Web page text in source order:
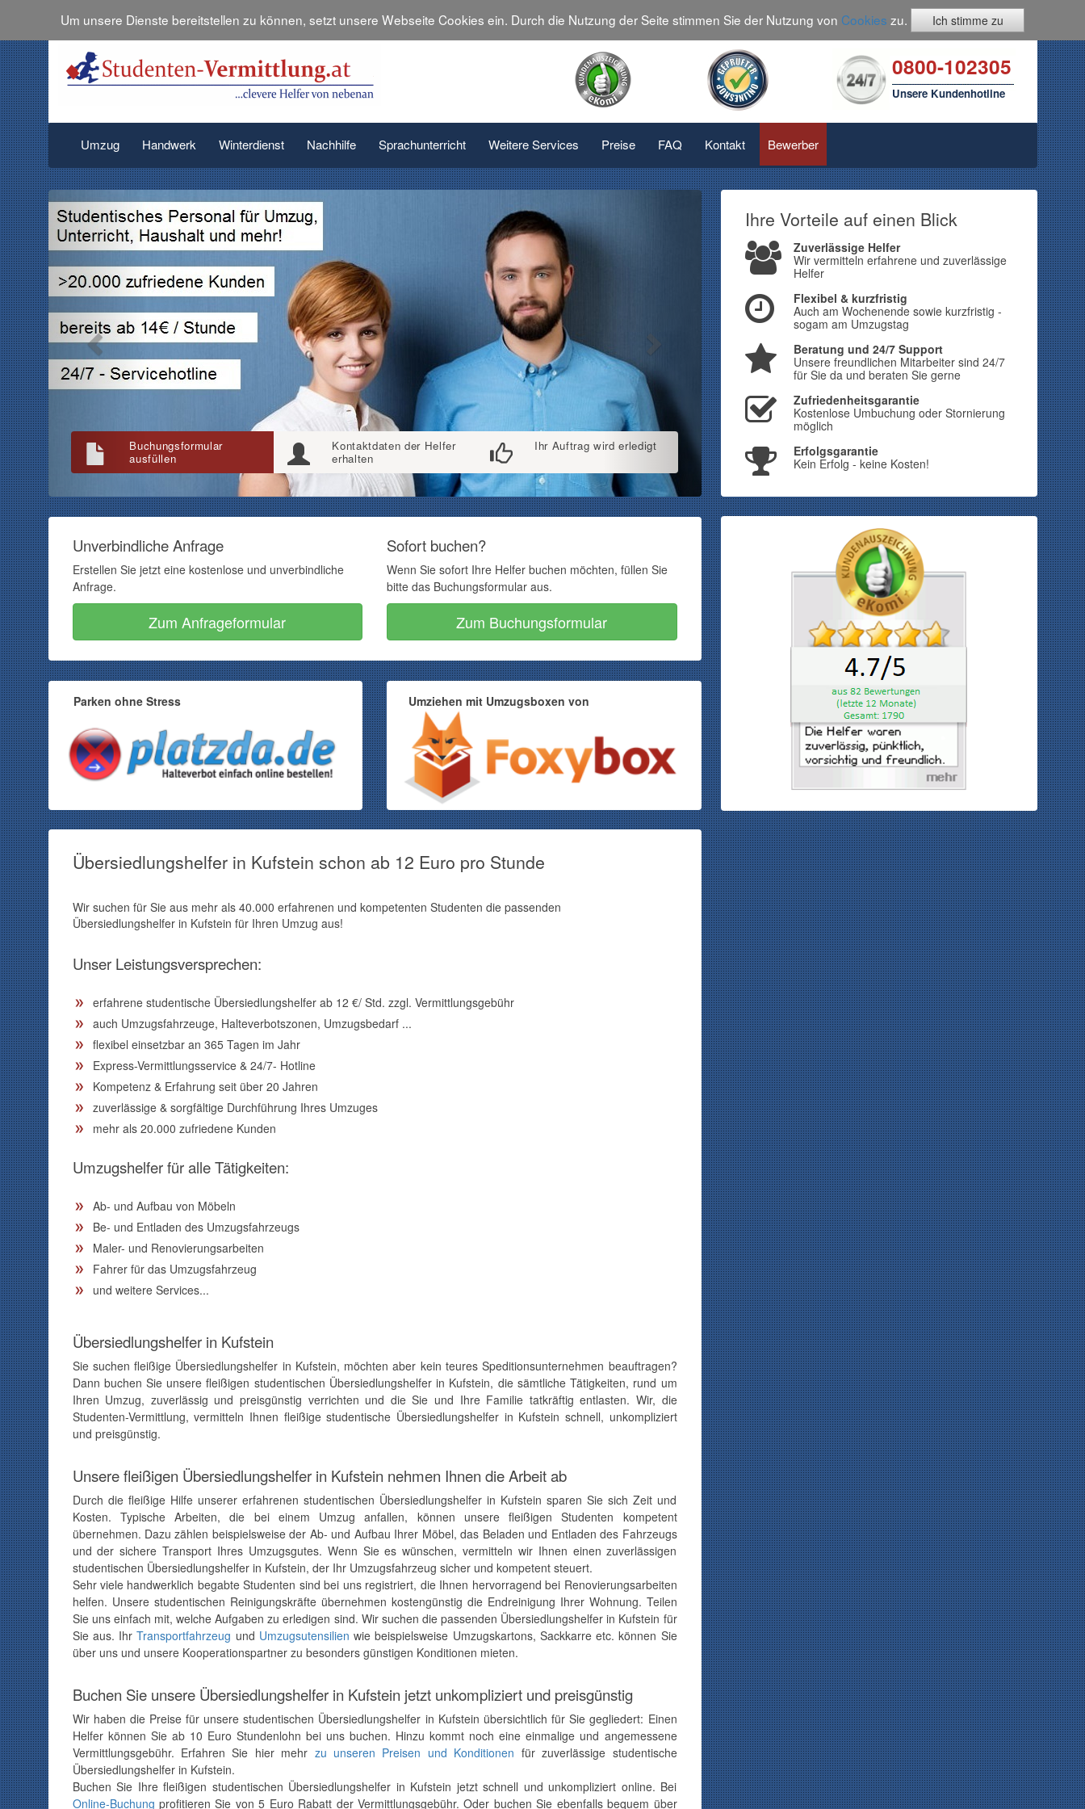
Um unsere Dienste bereitstellen zu können, setzt unsere Webseite Cookies ein. Durch die Nutzung der Seite stimmen Sie der Nutzung von Cookies zu. Ich stimme zu
0800-102305
Unsere Kundenhotline
Umzug Handwerk Winterdienst Nachhilfe Sprachunterricht Weitere Services Preise FAQ Kontakt Bewerber
Buchungsformular
ausfüllen
Kontaktdaten der Helfer
erhalten
Ihr Auftrag wird erledigt
Unverbindliche Anfrage
Erstellen Sie jetzt eine kostenlose und unverbindliche
Anfrage.
Zum Anfrageformular
Sofort buchen?
Wenn Sie sofort Ihre Helfer buchen möchten, füllen Sie
bitte das Buchungsformular aus.
Zum Buchungsformular
Parken ohne Stress Umziehen mit Umzugsboxen von
Übersiedlungshelfer in Kufstein schon ab 12 Euro pro Stunde
Wir suchen für Sie aus mehr als 40.000 erfahrenen und kompetenten Studenten die passenden
Übersiedlungshelfer in Kufstein für Ihren Umzug aus!
Unser Leistungsversprechen:
erfahrene studentische Übersiedlungshelfer ab 12 €/ Std. zzgl. Vermittlungsgebühr
auch Umzugsfahrzeuge, Halteverbotszonen, Umzugsbedarf ...
flexibel einsetzbar an 365 Tagen im Jahr
Express-Vermittlungsservice & 24/7- Hotline
Kompetenz & Erfahrung seit über 20 Jahren
zuverlässige & sorgfältige Durchführung Ihres Umzuges
mehr als 20.000 zufriedene Kunden
Umzugshelfer für alle Tätigkeiten:
Ab- und Aufbau von Möbeln
Be- und Entladen des Umzugsfahrzeugs
Maler- und Renovierungsarbeiten
Fahrer für das Umzugsfahrzeug
und weitere Services...
Übersiedlungshelfer in Kufstein
Sie suchen fleißige Übersiedlungshelfer in Kufstein, möchten aber kein teures Speditionsunternehmen beauftragen?
Dann buchen Sie unsere fleißigen studentischen Übersiedlungshelfer in Kufstein, die sämtliche Tätigkeiten, rund um
Ihren Umzug, zuverlässig und preisgünstig verrichten und die Sie und Ihre Familie tatkräftig entlasten. Wir, die
Studenten-Vermittlung, vermitteln Ihnen fleißige studentische Übersiedlungshelfer in Kufstein schnell, unkompliziert
und preisgünstig.
Unsere fleißigen Übersiedlungshelfer in Kufstein nehmen Ihnen die Arbeit ab
Durch die fleißige Hilfe unserer erfahrenen studentischen Übersiedlungshelfer in Kufstein sparen Sie sich Zeit und
Kosten. Typische Arbeiten, die bei einem Umzug anfallen, können unsere fleißigen Studenten kompetent
übernehmen. Dazu zählen beispielsweise der Ab- und Aufbau Ihrer Möbel, das Beladen und Entladen des Fahrzeugs
und der sichere Transport Ihres Umzugsgutes. Wenn Sie es wünschen, vermitteln wir Ihnen einen zuverlässigen
studentischen Übersiedlungshelfer in Kufstein, der Ihr Umzugsfahrzeug sicher und kompetent steuert.
Sehr viele handwerklich begabte Studenten sind bei uns registriert, die Ihnen hervorragend bei Renovierungsarbeiten
helfen. Unsere studentischen Reinigungskräfte übernehmen kostengünstig die Endreinigung Ihrer Wohnung. Teilen
Sie uns einfach mit, welche Aufgaben zu erledigen sind. Wir suchen die passenden Übersiedlungshelfer in Kufstein für
Sie aus. IhrTransportfahrzeug und Umzugsutensilien wie beispielsweise Umzugskartons, Sackkarre etc. können Sie
über uns und unsere Kooperationspartner zu besonders günstigen Konditionen mieten.
Buchen Sie unsere Übersiedlungshelfer in Kufstein jetzt unkompliziert und preisgünstig
Wir haben die Preise für unsere studentischen Übersiedlungshelfer in Kufstein übersichtlich für Sie gegliedert: Einen
Helfer können Sie ab 10 Euro Stundenlohn bei uns buchen. Hinzu kommt noch eine einmalige und angemessene
Vermittlungsgebühr. Erfahren Sie hier mehr zu unseren Preisen und Konditionen für zuverlässige studentische
Übersiedlungshelfer in Kufstein.
Buchen Sie Ihre fleißigen studentischen Übersiedlungshelfer in Kufstein jetzt schnell und unkompliziert online. Bei
Online-Buchung profitieren Sie von 5 Euro Rabatt der Vermittlungsgebühr. Oder buchen Sie ebenfalls bequem über
Ihre Vorteile auf einen Blick
Zuverlässige Helfer
Wir vermitteln erfahrene und zuverlässige
Helfer
Flexibel & kurzfristig
Auch am Wochenende sowie kurzfristig -
sogam am Umzugstag
Beratung und 24/7 Support
Unsere freundlichen Mitarbeiter sind 24/7
für Sie da und beraten Sie gerne
Zufriedenheitsgarantie
Kostenlose Umbuchung oder Stornierung
möglich
Erfolgsgarantie
Kein Erfolg - keine Kosten!